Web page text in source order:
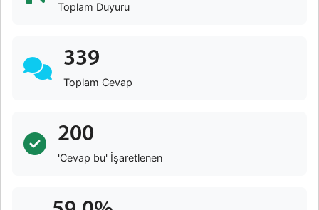
Toplam Duyuru
339
Toplam Cevap
200
'Cevap bu' İşaretlenen